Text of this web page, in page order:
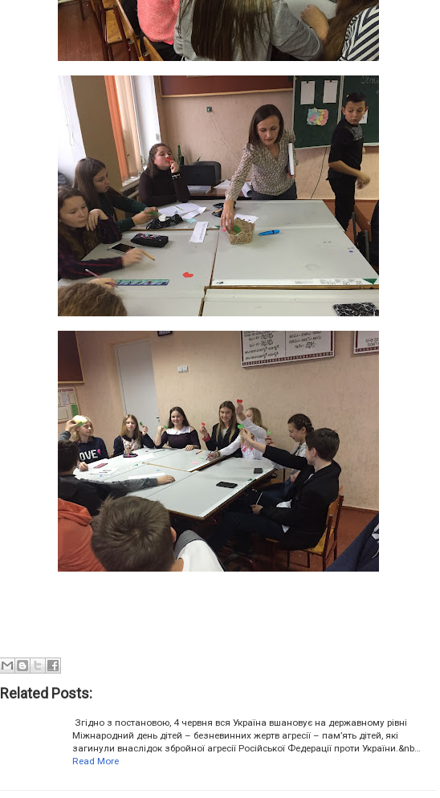
Related Posts:
Згідно з постановою, 4 червня вся Україна вшановує на державному рівні
Міжнародний день дітей – безневинних жертв агресії – пам’ять дітей, які
загинули внаслідок збройної агресії Російської Федерації проти України.&nb…
Read More